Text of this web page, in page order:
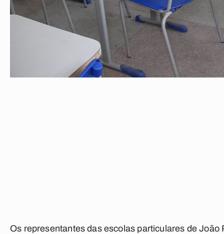
Os representantes das escolas particulares de